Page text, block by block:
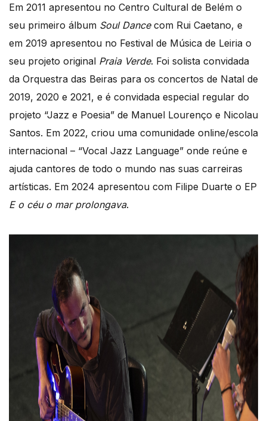
Em 2011 apresentou no Centro Cultural de Belém o
seu primeiro álbum Soul Dancecom Rui Caetano, e
em 2019 apresentou no Festival de Música de Leiria o
seu projeto original Praia Verde. Foi solista convidada
da Orquestra das Beiras para os concertos de Natal de
2019, 2020 e 2021, e é convidada especial regular do
projeto “Jazz e Poesia” de Manuel Lourenço e Nicolau
Santos. Em 2022, criou uma comunidade online/escola
internacional – “Vocal Jazz Language” onde reúne e
ajuda cantores de todo o mundo nas suas carreiras
artísticas. Em 2024 apresentou com Filipe Duarte o EP
E o céu o mar prolongava.